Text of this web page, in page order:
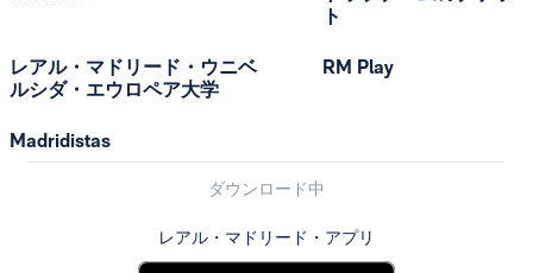
レアル・マドリード・ウニベ
ルシダ・エウロペア大学
Madridistas
ト
RM Play
ダウンロード中
レアル・マドリード・アプリ